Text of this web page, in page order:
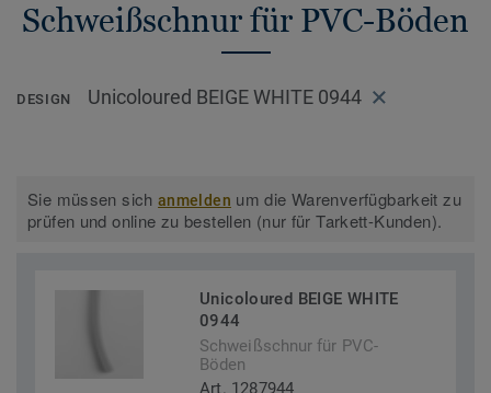
Schweißschnur für PVC-Böden
DESIGN Unicoloured BEIGE WHITE 0944
Sie müssen sichanmelden um die Warenverfügbarkeit zu
prüfen und online zu bestellen (nur für Tarkett-Kunden).
Unicoloured BEIGE WHITE
0944
Schweißschnur für PVC-
Böden
Art. 1287944